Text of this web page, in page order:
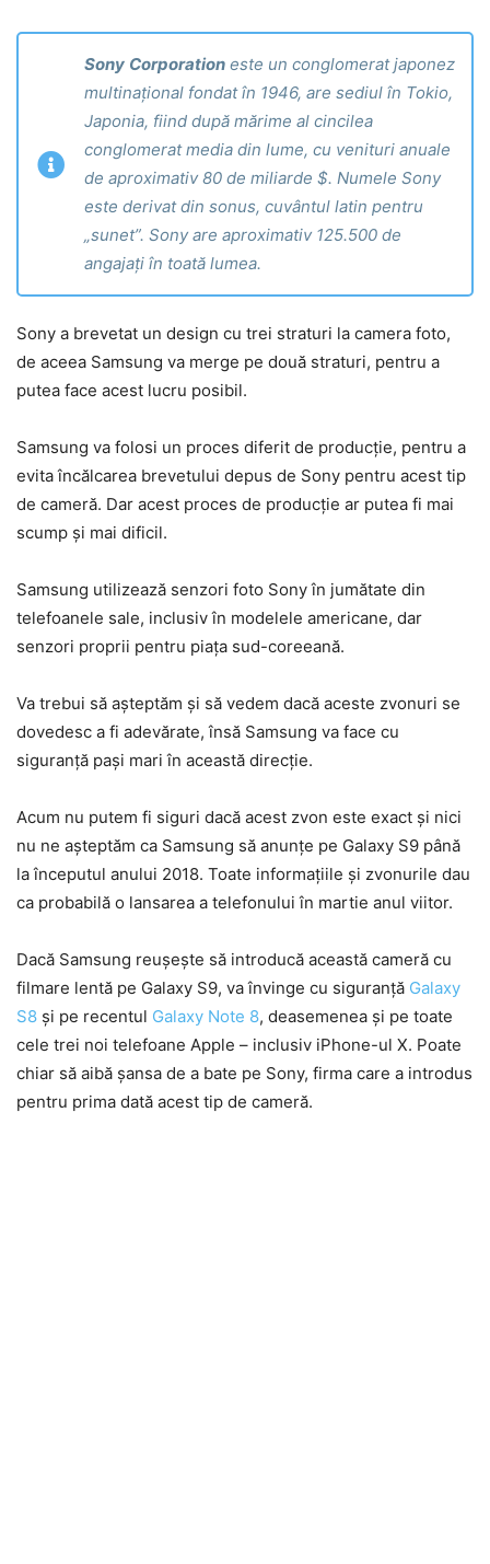
Sony Corporation este un conglomerat japonez
multinațional fondat în 1946, are sediul în Tokio,
Japonia, fiind după mărime al cincilea
conglomerat media din lume, cu venituri anuale
de aproximativ 80 de miliarde $. Numele Sony
este derivat din sonus, cuvântul latin pentru
„sunet”. Sony are aproximativ 125.500 de
angajați în toată lumea.
Sony a brevetat un design cu trei straturi la camera foto,
de aceea Samsung va merge pe două straturi, pentru a
putea face acest lucru posibil.
Samsung va folosi un proces diferit de producție, pentru a
evita încălcarea brevetului depus de Sony pentru acest tip
de cameră. Dar acest proces de producție ar putea fi mai
scump și mai dificil.
Samsung utilizează senzori foto Sony în jumătate din
telefoanele sale, inclusiv în modelele americane, dar
senzori proprii pentru piața sud-coreeană.
Va trebui să așteptăm și să vedem dacă aceste zvonuri se
dovedesc a fi adevărate, însă Samsung va face cu
siguranță pași mari în această direcție.
Acum nu putem fi siguri dacă acest zvon este exact și nici
nu ne așteptăm ca Samsung să anunțe pe Galaxy S9 până
la începutul anului 2018. Toate informațiile și zvonurile dau
ca probabilă o lansarea a telefonului în martie anul viitor.
Dacă Samsung reușește să introducă această cameră cu
filmare lentă pe Galaxy S9, va învinge cu siguranță Galaxy
S8 și pe recentul Galaxy Note 8, deasemenea și pe toate
cele trei noi telefoane Apple – inclusiv iPhone-ul X. Poate
chiar să aibă șansa de a bate pe Sony, firma care a introdus
pentru prima dată acest tip de cameră.